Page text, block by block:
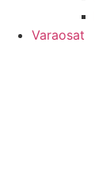
Varaosat